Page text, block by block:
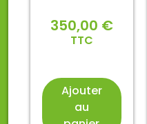
350,00 €
TTC
Ajouter
au